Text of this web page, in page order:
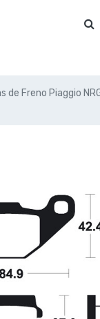
de Freno Piaggio